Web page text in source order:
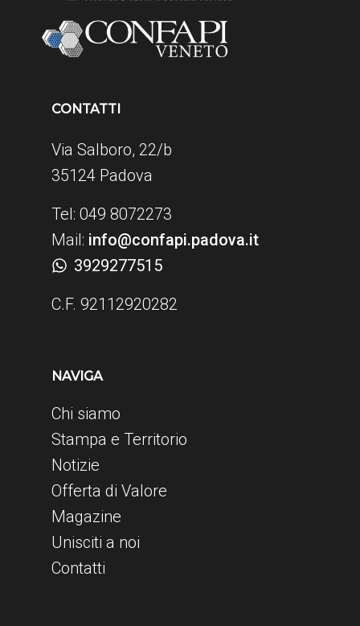
CONTATTI
Via Salboro, 22/b
35124 Padova
Tel: 049 8072273
Mail: info@confapi.padova.it
3929277515
C.F. 92112920282
NAVIGA
Chi siamo
Stampa e Territorio
Notizie
Offerta di Valore
Magazine
Unisciti a noi
Contatti